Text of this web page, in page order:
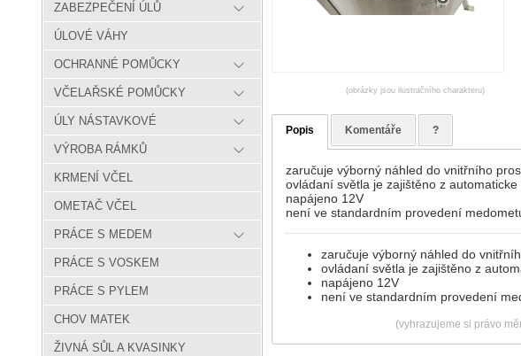
ZABEZPEČENÍ ÚLŮ
ÚLOVÉ VÁHY
OCHRANNÉ POMŮCKY
VČELAŘSKÉ POMŮCKY
ÚLY NÁSTAVKOVÉ
VÝROBA RÁMKŮ
KRMENÍ VČEL
OMETAČ VČEL
PRÁCE S MEDEM
PRÁCE S VOSKEM
PRÁCE S PYLEM
CHOV MATEK
ŽIVNÁ SŮL A KVASINKY
(obrázky jsou ilustračního charakteru)
Popis Komentáře ?
zaručuje výborný náhled do vnitřního
ovládaní světla je zajištěno z automaticke
napájeno 12V
není ve standardním provedení
zaručuje výborný náhled do
ovládaní světla je zajištěno z
napájeno 12V
není ve standardním provedení
(vyhrazujeme si právo